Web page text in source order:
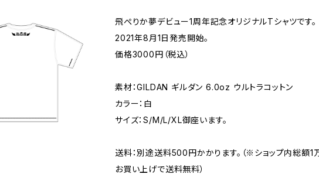
飛ぺりか夢デビュー1周年記念オリジナルTシャツです。
2021年8月1日発売開始。
価格3000円（税込）
素材：GILDAN ギルダン 6.0oz ウルトラコットン
カラー：白
サイズ：S/M/L/XL御座います。
送料：別途送料500円かかります。（※ショップ内総額1
お買い上げで送料無料）